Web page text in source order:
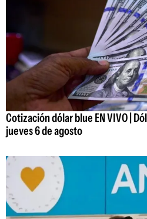
Cotización dólar blue EN VIVO |
jueves 6 de agosto